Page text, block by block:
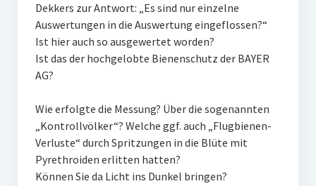
Dekkers zur Antwort: „Es sind nur einzelne
Auswertungen in die Auswertung eingeflossen?“
Ist hier auch so ausgewertet worden?
Ist das der hochgelobte Bienenschutz der BAYER
AG?
Wie erfolgte die Messung? Über die sogenannten
„Kontrollvölker“? Welche ggf. auch „Flugbienen-
Verluste“ durch Spritzungen in die Blüte mit
Pyrethroiden erlitten hatten?
Können Sie da Licht ins Dunkel bringen?